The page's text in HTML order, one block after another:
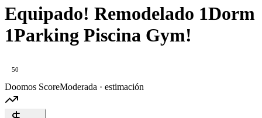
Equipado! Remodelado 1Dorm
1Parking Piscina Gym!
50
Doomos ScoreModerada · estimación